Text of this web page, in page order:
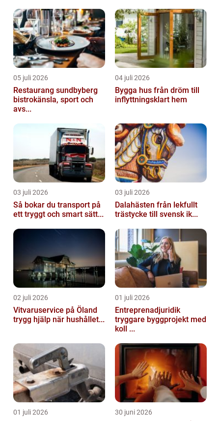
05 juli 2026
Restaurang sundbyberg
bistrokänsla, sport och
avs...
04 juli 2026
Bygga hus från dröm till
inflyttningsklart hem
03 juli 2026
Så bokar du transport på
ett tryggt och smart sätt...
03 juli 2026
Dalahästen från lekfullt
trästycke till svensk ik...
02 juli 2026
Vitvaruservice på Öland
trygg hjälp när hushållet...
01 juli 2026
Entreprenadjuridik
tryggare byggprojekt med
koll ...
01 juli 2026 30 juni 2026